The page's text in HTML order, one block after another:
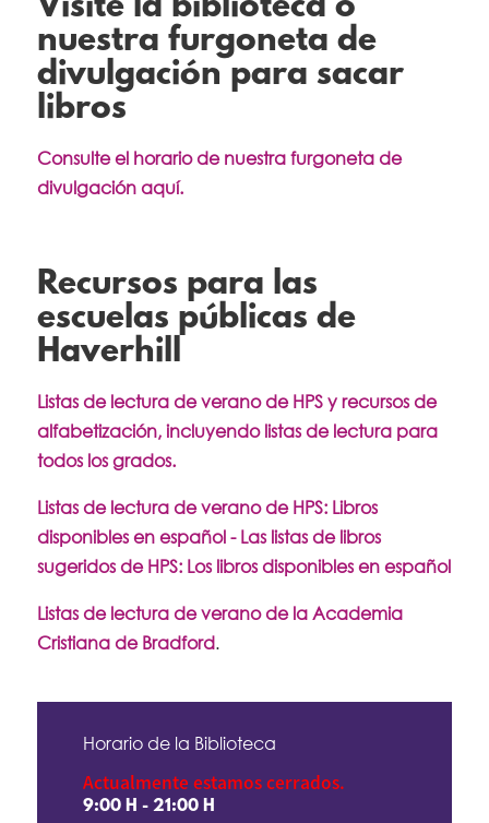
Visite la biblioteca o
nuestra furgoneta de
divulgación para sacar
libros
Consulte el horario de nuestra furgoneta de
divulgación aquí.
Recursos para las
escuelas públicas de
Haverhill
Listas de lectura de verano de HPS y recursos de
alfabetización, incluyendo listas de lectura para
todos los grados.
Listas de lectura de verano de HPS: Libros
disponibles en español - Las listas de libros
sugeridos de HPS: Los libros disponibles en español
Listas de lectura de verano de la Academia
Cristiana de Bradford.
Horario de la Biblioteca
Actualmente estamos cerrados.
9:00 H - 21:00 H